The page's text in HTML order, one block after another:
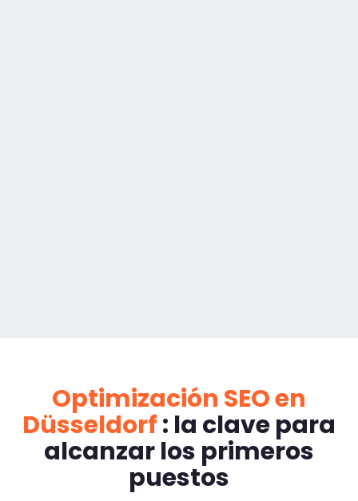
Optimización SEO en
Düsseldorf: la clave para
alcanzar los primeros
puestos